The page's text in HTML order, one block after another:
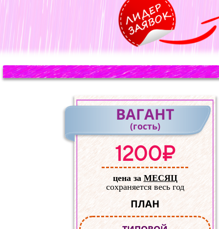
ВАГАНТ
(гость)
1200₽
цена заМЕСЯЦ
сохраняется весь год
ПЛАН